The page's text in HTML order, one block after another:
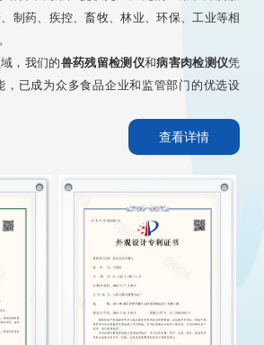
制药、疾控、畜牧、林业、环保、工业等相
，我们的兽药残留检测仪和病害肉检测仪凭
已成为众多食品企业和监管部门的优选设
查看详情